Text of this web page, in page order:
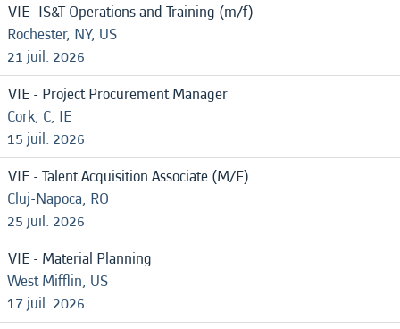
VIE- IS&T Operations and Training (m/f)
Rochester, NY, US
21 juil. 2026
VIE - Project Procurement Manager
Cork, C, IE
15 juil. 2026
VIE - Talent Acquisition Associate (M/F)
Cluj-Napoca, RO
25 juil. 2026
VIE - Material Planning
West Mifflin, US
17 juil. 2026